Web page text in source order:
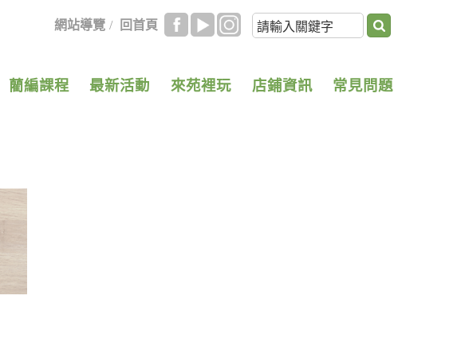
網站導覽 / 回首頁
藺編課程 最新活動 來苑裡玩 店鋪資訊 常見問題